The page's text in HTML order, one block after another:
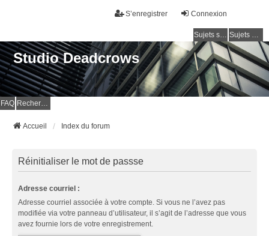
Connexion
S’enregistrer
Sujets sans réponse Sujets actifs
Studio Deadcrows
FAQ Rechercher
Accueil Index du forum
Réinitialiser le mot de passse
Adresse courriel :
Adresse courriel associée à votre compte. Si vous ne l’avez pas
modifiée via votre panneau d’utilisateur, il s’agit de l’adresse que vous
avez fournie lors de votre enregistrement.